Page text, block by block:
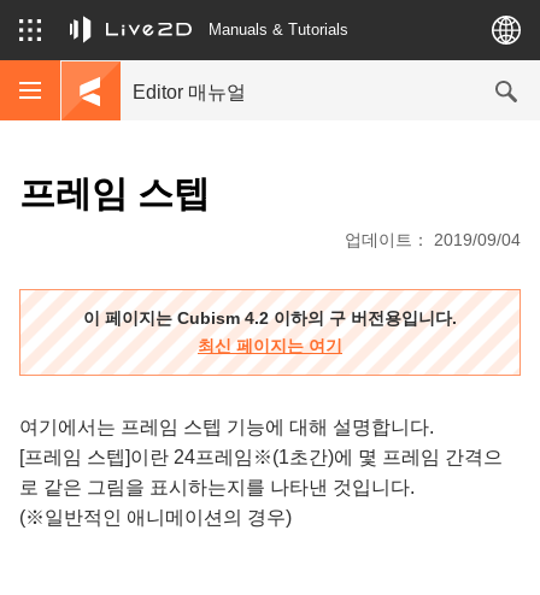
Manuals & Tutorials
Editor 매뉴얼
프레임 스텝
업데이트： 2019/09/04
이 페이지는 Cubism 4.2 이하의 구 버전용입니다.
최신 페이지는 여기
여기에서는 프레임 스텝 기능에 대해 설명합니다.
[프레임 스텝]이란 24프레임※(1초간)에 몇 프레임 간격으
로 같은 그림을 표시하는지를 나타낸 것입니다.
(※일반적인 애니메이션의 경우)